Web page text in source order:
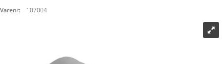
Varenr: 107004